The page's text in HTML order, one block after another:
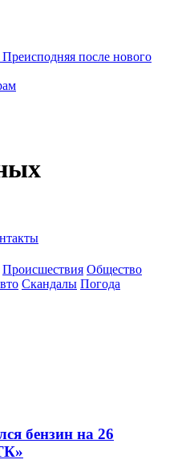
после нового
Происшествия Общество
Скандалы Погода
бензин на 26